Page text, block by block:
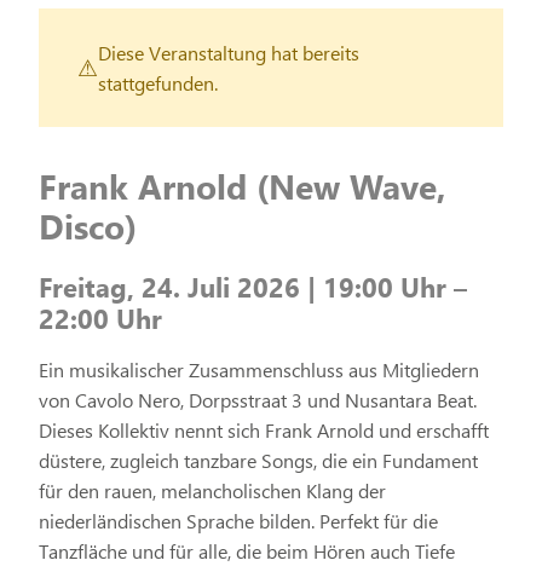
Diese Veranstaltung hat bereits
stattgefunden.
Frank Arnold (New Wave,
Disco)
Freitag, 24. Juli 2026 | 19:00 Uhr –
22:00 Uhr
Ein musikalischer Zusammenschluss aus Mitgliedern
von Cavolo Nero, Dorpsstraat 3 und Nusantara Beat.
Dieses Kollektiv nennt sich Frank Arnold und erschafft
düstere, zugleich tanzbare Songs, die ein Fundament
für den rauen, melancholischen Klang der
niederländischen Sprache bilden. Perfekt für die
Tanzfläche und für alle, die beim Hören auch Tiefe